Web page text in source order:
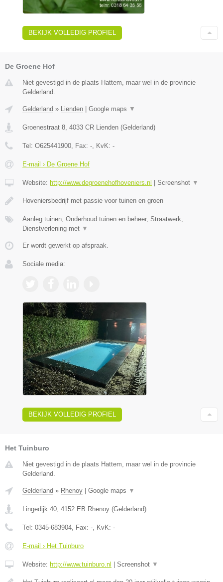
BEKIJK VOLLEDIG PROFIEL
De Groene Hof
Niet gevestigd in de plaats Hattem, maar wel in de provincie
Gelderland.
Gelderland » Lienden Google maps ▼
Groenestraat 8, 4033 CR Lienden (Gelderland)
Tel: O625441900, Fax: -, KvK: -
E-mail › De Groene Hof
Website: http://www.degroenehofhoveniers.nl Screenshot ▼
Hoveniersbedrijf met passie voor tuinen en groen
Aanleg tuinen, Onderhoud tuinen en beheer, Straatwerk,
Dienstverlening met ▼
Er wordt gewerkt op afspraak.
Sociale media:
BEKIJK VOLLEDIG PROFIEL
Het Tuinburo
Niet gevestigd in de plaats Hattem, maar wel in de provincie
Gelderland.
Gelderland » Rhenoy Google maps ▼
Lingedijk 40 4152 EB Rhenoy (Gelderland)
Tel: 0345-683904 , Fax: - , KvK: -
E-mail › Het Tuinburo
Website: http://www.tuinburo.nl Screenshot ▼